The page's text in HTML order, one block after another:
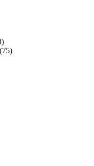
(75)